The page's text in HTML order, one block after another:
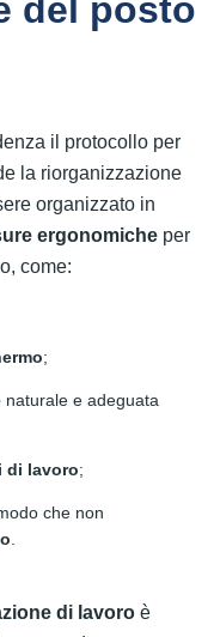
del posto
il protocollo per
la riorganizzazione
organizzato in
ergonomiche per
come:
;
naturale e adeguata
di lavoro;
che non
di lavoro è